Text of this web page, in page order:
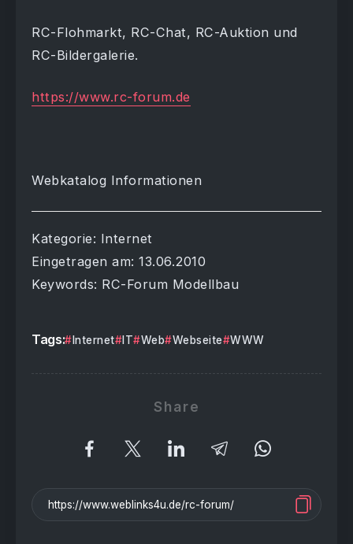
RC-Flohmarkt, RC-Chat, RC-Auktion und
RC-Bildergalerie.
https://www.rc-forum.de
Webkatalog Informationen
Kategorie: Internet
Eingetragen am: 13.06.2010
Keywords: RC-Forum Modellbau
Tags: Internet IT Web Webseite WWW
Share